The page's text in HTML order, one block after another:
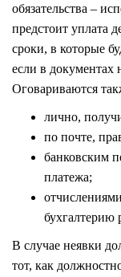
обязательства –
предстоит уплата
сроки, в которые
если в документах
Оговариваются
лично,
по почте,
банковским
платежа;
бухгалтерию
В случае неявки
тот, как